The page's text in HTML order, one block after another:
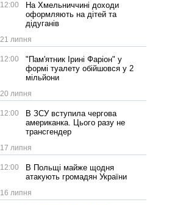
12:00
На Хмельниччині доходи
оформляють на дітей та
дідуганів
21 липня
12:00
"Пам'ятник Ірині Фаріон" у
формі туалету обійшовся у 2
мільйони
20 липня
12:00
В ЗСУ вступила чергова
американка. Цього разу не
трансгендер
17 липня
12:00
В Польщі майже щодня
атакують громадян України
16 липня